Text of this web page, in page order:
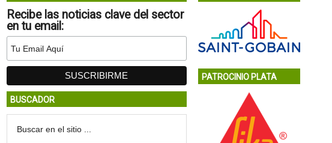
Recibe las noticias clave del sector
en tu email:
BUSCADOR
PATROCINIO PLATA